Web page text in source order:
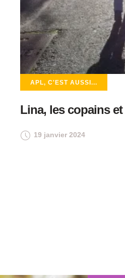
APL, C'EST AUSSI...
Lina, les copains
19 janvier 2024